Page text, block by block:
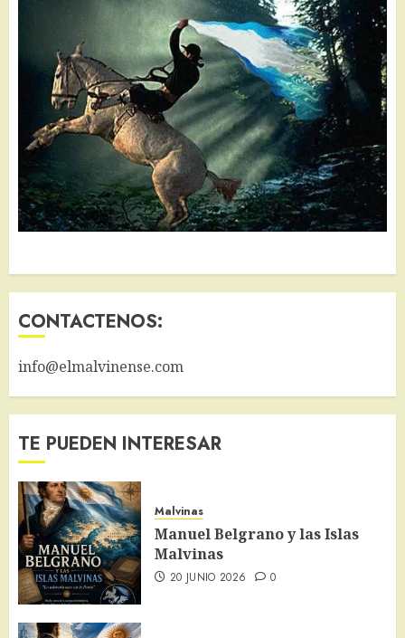
CONTACTENOS:
info@elmalvinense.com
TE PUEDEN INTERESAR
Malvinas
Manuel Belgrano y las Islas
Malvinas
20 JUNIO 2026 0